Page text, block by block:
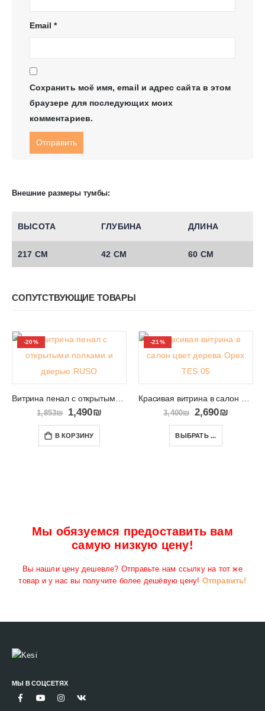
Email*
Сохранить моё имя, email и адрес сайта в этом
браузере для последующих моих
комментариев.
Внешние размеры тумбы:
ВЫСОТА ГЛУБИНА ДЛИНА
217 СМ 42 СМ 60 СМ
СОПУТСТВУЮЩИЕ ТОВАРЫ
-20%
1,853₪ 1,490₪
В КОРЗИНУ
-21%
3,400₪ 2,690₪
ВЫБРАТЬ ...
Мы обязуемся предоставить вам
самую низкую цену!
Вы нашли цену дешевле? Отправьте нам ссылку на тот же
товар и у нас вы получите более дешёвую цену! Отправить!
МЫ В СОЦСЕТЯХ